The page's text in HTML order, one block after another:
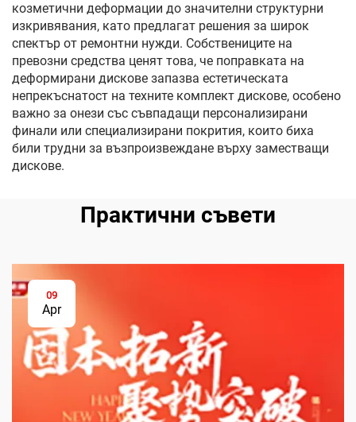
козметични деформации до значителни структурни
изкривявания, като предлагат решения за широк
спектър от ремонтни нужди. Собствениците на
превозни средства ценят това, че поправката на
деформирани дискове запазва естетическата
непрекъснатост на техните комплект дискове, особено
важно за онези със съвпадащи персонализирани
финали или специализирани покрития, които биха
били трудни за възпроизвеждане върху заместващи
дискове.
Практични съвети
09
Apr